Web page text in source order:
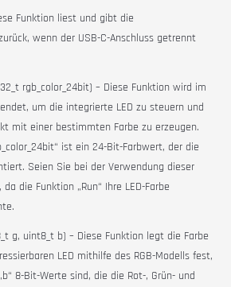
Funktion liest und gibt die
wenn der USB-C-Anschluss getrennt
rgb_color_24bit) – Diese Funktion wird im
um die integrierte LED zu steuern und
mit einer bestimmten Farbe zu erzeugen.
ist ein 24-Bit-Farbwert, der die
Seien Sie bei der Verwendung dieser
die Funktion „Run“ Ihre LED-Farbe
g, uint8_t b) – Diese Funktion legt die Farbe
LED mithilfe des RGB-Modells fest,
8-Bit-Werte sind, die die Rot-, Grün- und